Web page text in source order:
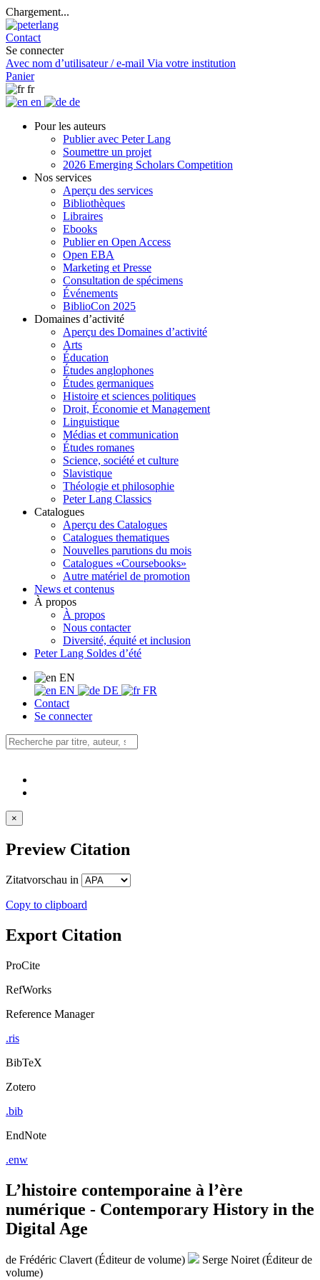
Chargement...
Contact
Se connecter
Avec nom d’utilisateur / e-mail Via votre institution
Panier
fr
en
de
Pour les auteurs
Publier avec Peter Lang
Soumettre un projet
2026 Emerging Scholars Competition
Nos services
Aperçu des services
Bibliothèques
Libraires
Ebooks
Publier en Open Access
Open EBA
Marketing et Presse
Consultation de spécimens
Événements
BiblioCon 2025
Domaines d’activité
Aperçu des Domaines d’activité
Arts
Éducation
Études anglophones
Études germaniques
Histoire et sciences politiques
Droit, Économie et Management
Linguistique
Médias et communication
Études romanes
Science, société et culture
Slavistique
Théologie et philosophie
Peter Lang Classics
Catalogues
Aperçu des Catalogues
Catalogues thematiques
Nouvelles parutions du mois
Catalogues «Coursebooks»
Autre matériel de promotion
News et contenus
À propos
À propos
Nous contacter
Diversité, équité et inclusion
Peter Lang Soldes d’été
EN
EN
DE
FR
Contact
Se connecter
×
Preview Citation
Zitatvorschau in
Copy to clipboard
Export Citation
ProCite
RefWorks
Reference Manager
.ris
BibTeX
Zotero
.bib
EndNote
.enw
L’histoire contemporaine à l’ère
numérique - Contemporary History in the
Digital Age
de Frédéric Clavert (Éditeur de volume)
Serge Noiret (Éditeur de
volume)